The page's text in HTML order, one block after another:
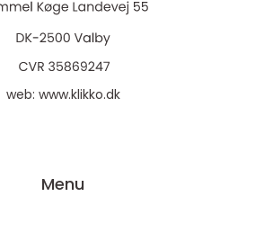
web: www.klikko.dk
Menu